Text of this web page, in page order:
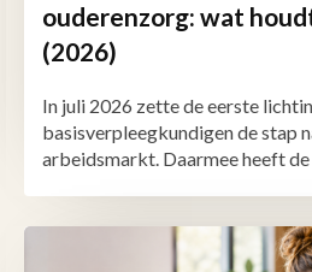
ouderenzorg: wat
(2026)
In juli 2026 zette de eerste
basisverpleegkundigen de stap
arbeidsmarkt. Daarmee heeft